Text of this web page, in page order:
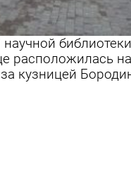
расположилась
кузницей